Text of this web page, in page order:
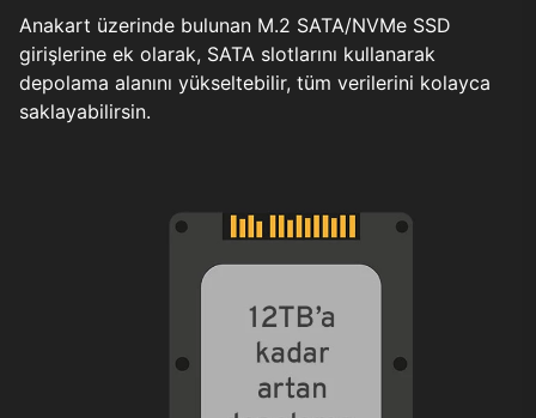
Anakart üzerinde bulunan M.2 SATA/NVMe SSD
girişlerine ek olarak, SATA slotlarını kullanarak
depolama alanını yükseltebilir, tüm verilerini kolayca
saklayabilirsin.